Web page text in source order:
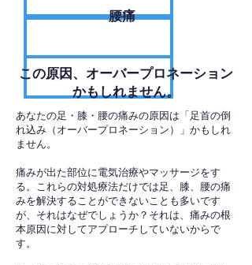
腰痛
​この原因、オーバープロネーション
かもしれません。
あなたの足・膝・腰の痛みの原因は「足首の倒
れ込み（オーバープロネーション）」かもしれ
ません。
痛みが出た部位に電気治療やマッサージをす
る。これらの対処療法だけでは足、膝、腰の痛
みを解決することができないことも多いです
が、それはなぜでしょうか？それは、痛みの根
本原因に対してアプローチしていないからで
す。